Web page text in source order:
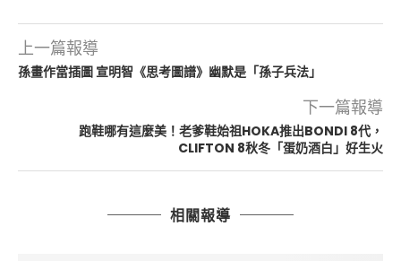
上一篇報導
孫畫作當插圖 宣明智《思考圖譜》幽默是「孫子兵法」
下一篇報導
跑鞋哪有這麼美！老爹鞋始祖HOKA推出BONDI 8代，
CLIFTON 8秋冬「蛋奶酒白」好生火
相關報導